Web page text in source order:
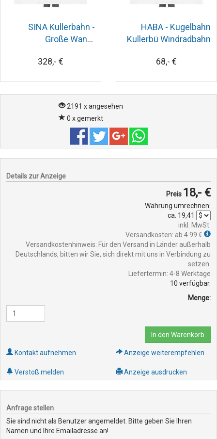
SINA Kullerbahn -
Große Wand-
328,- €
HABA - Kugelbahn
Kullerbü Windradbahn
68,- €
2191 x angesehen
0 x gemerkt
Details zur Anzeige
Preis 18,- €
Währung umrechnen:
ca. 19,41
inkl. MwSt.
Versandkosten: ab 4.99 €
Versandkostenhinweis: Für den Versand in Länder außerhalb
Deutschlands, bitten wir Sie, sich direkt mit uns in Verbindung zu
setzen.
Liefertermin: 4-8 Werktage
10 verfügbar.
Menge:
In den Warenkorb
Kontakt aufnehmen Anzeige weiterempfehlen
Verstoß melden Anzeige ausdrucken
Anfrage stellen
Sie sind nicht als Benutzer angemeldet. Bitte geben Sie Ihren
Namen und Ihre Emailadresse an!